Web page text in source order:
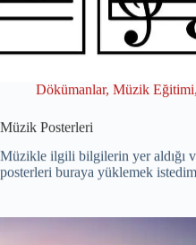
Dökümanlar, Müzik Eğitimi,
Müzik Posterleri
Müzikle ilgili bilgilerin yer aldığı
posterleri buraya yüklemek